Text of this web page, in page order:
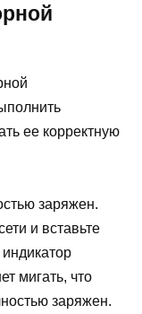
ее корректную
заряжен.
и вставьте
мигать, что
заряжен.